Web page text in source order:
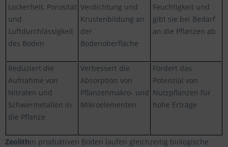
Lockerheit, Porosität
und
Luftdurchlässigkeit
des Boden
Verdichtung und
Krustenbildung an
der
Bodenoberfläche
Feuchtigkeit und
gibt sie bei Bedarf
an die Pflanzen ab
Reduziert die
Aufnahme von
Nitraten und
Schwermetallen in
die Pflanze
Verbessert die
Absorption von
Pflanzenmakro- und
Mikroelementen
Fördert das
Potenzial von
Nutzpflanzen für
hohe Erträge
ZeolithIn produktiven Böden laufen gleichzeitig biologische